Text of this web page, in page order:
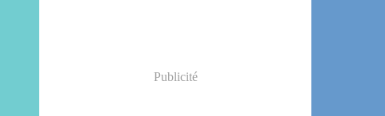
Publicité